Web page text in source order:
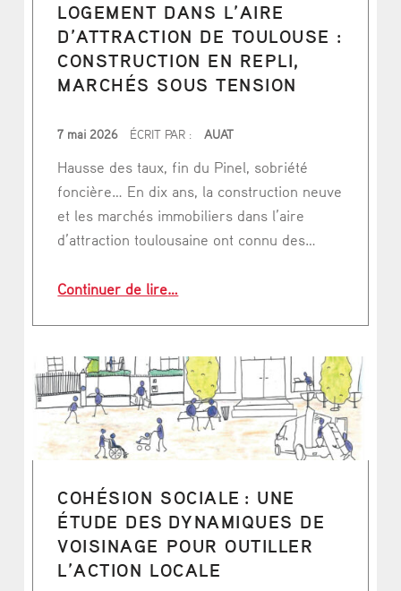
LOGEMENT DANS L’AIRE
D’ATTRACTION DE TOULOUSE :
CONSTRUCTION EN REPLI,
MARCHÉS SOUS TENSION
7 mai 2026 ÉCRIT PAR : AUAT
Hausse des taux, fin du Pinel, sobriété
foncière… En dix ans, la construction neuve
et les marchés immobiliers dans l’aire
d’attraction toulousaine ont connu des…
Continuer de lire…
COHÉSION SOCIALE : UNE
ÉTUDE DES DYNAMIQUES DE
VOISINAGE POUR OUTILLER
L’ACTION LOCALE